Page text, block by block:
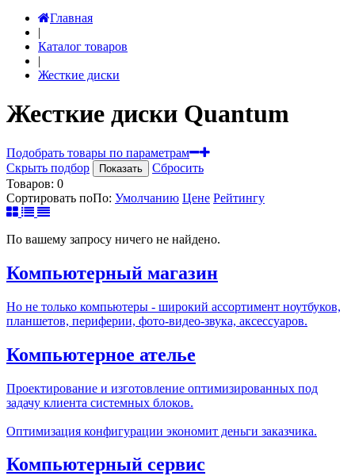
Главная
|
Каталог товаров
|
Жесткие диски
Жесткие диски Quantum
Подобрать товары по параметрам
Скрыть подбор
Показать
Сбросить
Товаров: 0
Сортировать поПо: Умолчанию Цене Рейтингу
По вашему запросу ничего не найдено.
Компьютерный магазин
Но не только компьютеры - широкий ассортимент ноутбуков,
планшетов, периферии, фото-видео-звука, аксессуаров.
Компьютерное ателье
Проектирование и изготовление оптимизированных под
задачу клиента системных блоков.
Оптимизация конфигурации экономит деньги заказчика.
Компьютерный сервис